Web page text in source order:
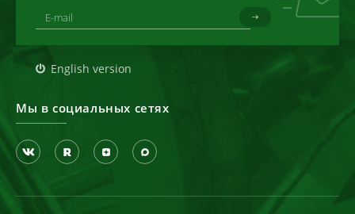
English version
Мы в социальных сетях